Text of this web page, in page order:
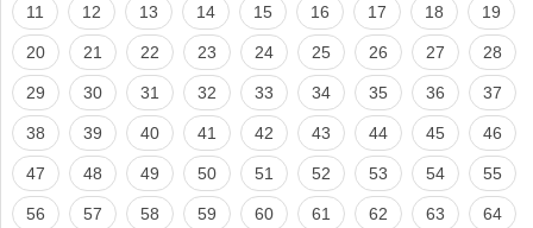
11 12 13 14 15 16 17 18 19
20 21 22 23 24 25 26 27 28
29 30 31 32 33 34 35 36 37
38 39 40 41 42 43 44 45 46
47 48 49 50 51 52 53 54 55
56 57 58 59 60 61 62 63 64